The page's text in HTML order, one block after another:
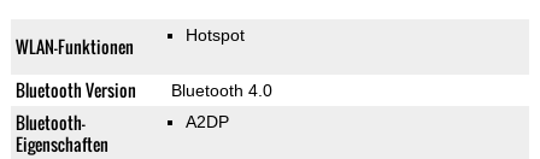
WLAN-Funktionen Hotspot
Bluetooth Version Bluetooth 4.0
Bluetooth-
Eigenschaften
A2DP